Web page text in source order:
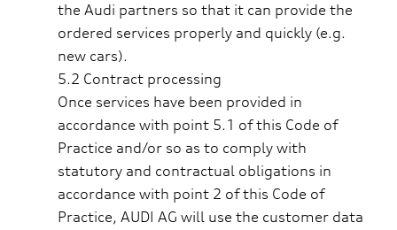
the Audi partners so that it can provide the
ordered services properly and quickly (e.g.
new cars).
5.2 Contract processing
Once services have been provided in
accordance with point 5.1 of this Code of
Practice and/or so as to comply with
statutory and contractual obligations in
accordance with point 2 of this Code of
Practice, AUDI AG will use the customer data